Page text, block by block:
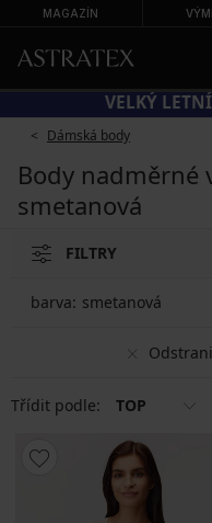
MAGAZÍN
VELKÝ
Dámská body
Body nadměrné
smetanová
FILTRY
barva: smetanová
Třídit podle: TOP